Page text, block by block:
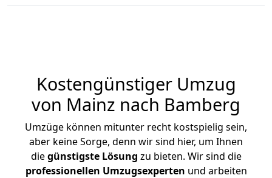
Kostengünstiger Umzug
von Mainz nach Bamberg
Umzüge können mitunter recht kostspielig sein,
aber keine Sorge, denn wir sind hier, um Ihnen
diegünstigste Lösung zu bieten. Wir sind die
professionellen Umzugsexperten und arbeiten